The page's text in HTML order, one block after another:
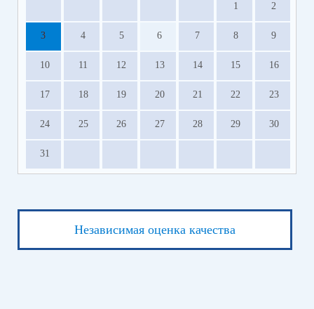
1 2
3 4 5 6 7 8 9
10 11 12 13 14 15 16
17 18 19 20 21 22 23
24 25 26 27 28 29 30
31
Независимая оценка качества